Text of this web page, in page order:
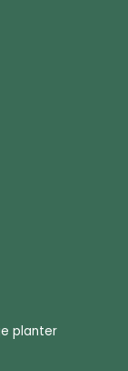
planter